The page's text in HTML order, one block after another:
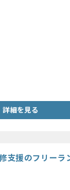
詳細を見る
支援のフリー